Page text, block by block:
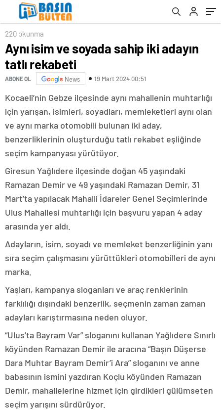
220 okunma
Aynı isim ve soyada sahip iki adayın
tatlı rekabeti
ABONE OL News 19 Mart 2024 00:51
Kocaeli’nin Gebze ilçesinde aynı mahallenin muhtarlığı
için yarışan, isimleri, soyadları, memleketleri aynı olan
ve aynı marka otomobili bulunan iki aday,
benzerliklerinin oluşturduğu tatlı rekabet eşliğinde
seçim kampanyası yürütüyor.
Giresun Yağlıdere ilçesinde doğan 45 yaşındaki
Ramazan Demir ve 49 yaşındaki Ramazan Demir, 31
Mart’ta yapılacak Mahalli İdareler Genel Seçimlerinde
Ulus Mahallesi muhtarlığı için başvuru yapan 4 aday
arasında yer aldı.
Adayların, isim, soyadı ve memleket benzerliğinin yanı
sıra seçim çalışmasını yürüttükleri otomobilleri de aynı
marka.
Yaşları, kampanya sloganları ve araç renklerinin
farklılığı dışındaki benzerlik, seçmenin zaman zaman
adayları karıştırmasına neden oluyor.
“Ulus’ta Bayram Var” sloganını kullanan Yağlıdere Sınırlı
köyünden Ramazan Demir ile aracına “Başın Düşerse
Dara Muhtar Bayram Demir’i Ara” sloganını ve anne
babasının ismini yazdıran Koçlu köyünden Ramazan
Demir, mahallelerine hizmet için girdikleri gülümseten
seçim yarışını sürdürüyor.